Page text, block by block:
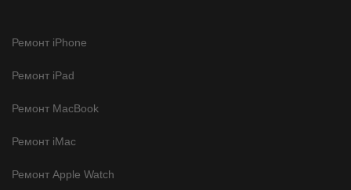
Ремонт iPhone
Ремонт iPad
Ремонт MacBook
Ремонт iMac
Ремонт Apple Watch